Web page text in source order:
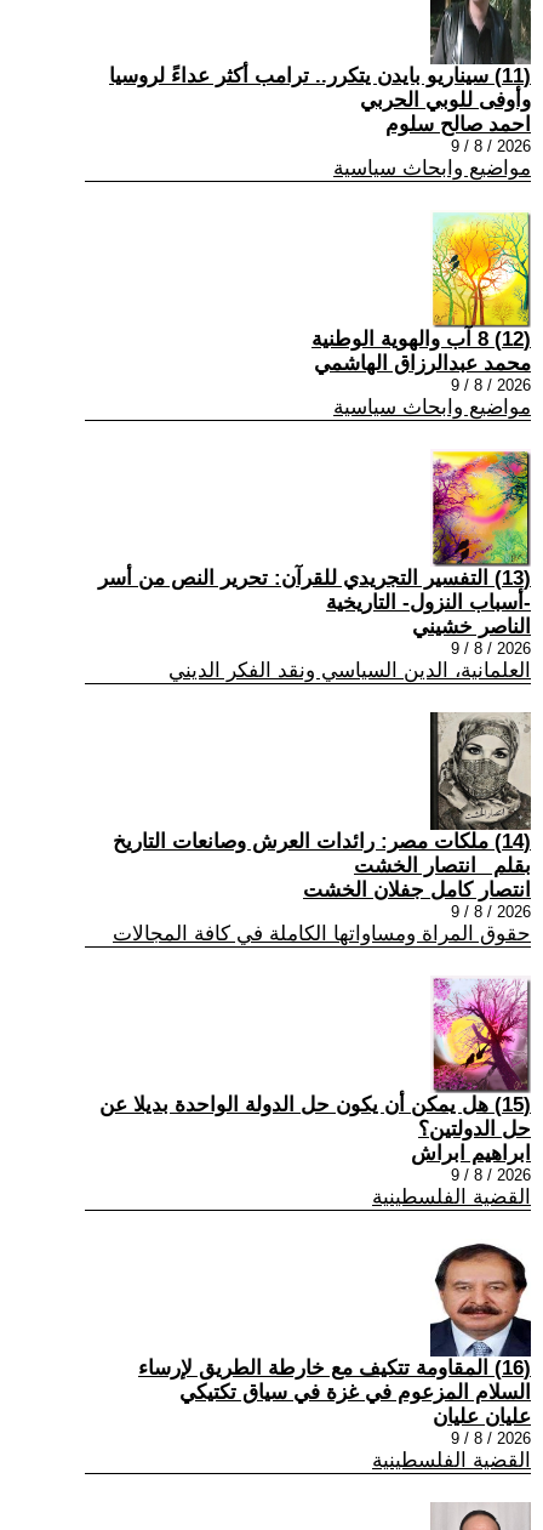
(11) سيناريو بايدن يتكرر.. ترامب أكثر عداءً لروسيا
وأوفى للوبي الحربي
احمد صالح سلوم
2026 / 8 / 9
مواضيع وابحاث سياسية
(12) 8 آب والهوية الوطنية
محمد عبدالرزاق الهاشمي
2026 / 8 / 9
مواضيع وابحاث سياسية
(13) التفسير التجريدي للقرآن: تحرير النص من أسر
-أسباب النزول- التاريخية
الناصر خشيني
2026 / 8 / 9
العلمانية، الدين السياسي ونقد الفكر الديني
(14) ملكات مصر: رائدات العرش وصانعات التاريخ
بقلم _انتصار الخشت
انتصار كامل جفلان الخشت
2026 / 8 / 9
حقوق المراة ومساواتها الكاملة في كافة المجالات
(15) هل يمكن أن يكون حل الدولة الواحدة بديلا عن
حل الدولتين؟
ابراهيم ابراش
2026 / 8 / 9
القضية الفلسطينية
(16) المقاومة تتكيف مع خارطة الطريق لإرساء
السلام المزعوم في غزة في سياق تكتيكي
عليان عليان
2026 / 8 / 9
القضية الفلسطينية